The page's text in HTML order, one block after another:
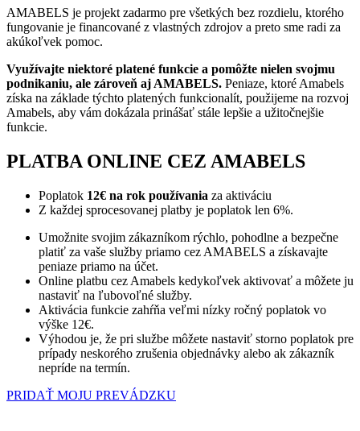
AMABELS je projekt zadarmo pre všetkých bez rozdielu, ktorého
fungovanie je financované z vlastných zdrojov a preto sme radi za
akúkoľvek pomoc.
Využívajte niektoré platené funkcie a pomôžte nielen svojmu
podnikaniu, ale zároveň aj AMABELS. Peniaze, ktoré Amabels
získa na základe týchto platených funkcionalít, použijeme na rozvoj
Amabels, aby vám dokázala prinášať stále lepšie a užitočnejšie
funkcie.
PLATBA ONLINE CEZ AMABELS
Poplatok 12€ na rok používania za aktiváciu
Z každej sprocesovanej platby je poplatok len 6%.
Umožnite svojim zákazníkom rýchlo, pohodlne a bezpečne
platiť za vaše služby priamo cez AMABELS a získavajte
peniaze priamo na účet.
Online platbu cez Amabels kedykoľvek aktivovať a môžete ju
nastaviť na ľubovoľné služby.
Aktivácia funkcie zahŕňa veľmi nízky ročný poplatok vo
výške 12€.
Výhodou je, že pri službe môžete nastaviť storno poplatok pre
prípady neskorého zrušenia objednávky alebo ak zákazník
nepríde na termín.
PRIDAŤ MOJU PREVÁDZKU
Tieto súbory
cookie nie sú
voliteľné. Sú
fungovanie
webovej
stránky.
Štatistiky
Aby sme
zlepšiť
funkčnosť
webovej
stránky na
základe
spôsobu
používania
webovej
stránky.
spokojnosť